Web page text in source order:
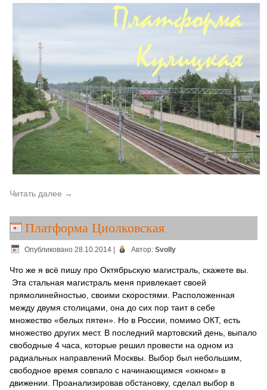
Читать далее →
Платформа Циолковская
Опубликовано 28.10.2014 Автор: Svolly
Что же я всё пишу про Октябрьскую магистраль, скажете вы.
Эта стальная магистраль меня привлекает своей
прямолинейностью, своими скоростями. Расположенная
между двумя столицами, она до сих пор таит в себе
множество «белых пятен». Но в России, помимо ОКТ, есть
множество других мест. В последний мартовский день, выпало
свободные 4 часа, которые решил провести на одном из
радиальных направлений Москвы. Выбор был небольшим,
свободное время совпало с начинающимся «окном» в
движении. Проанализировав обстановку, сделал выбор в